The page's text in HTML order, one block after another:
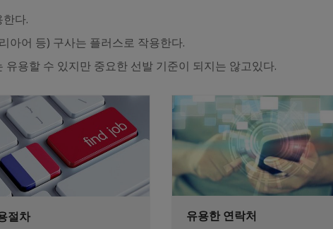
다.
아어 등) 구사는 플러스로 작용한다.
용할 수 있지만 중요한 선발 기준이 되지는 않고있다.
절차 유용한 연락처